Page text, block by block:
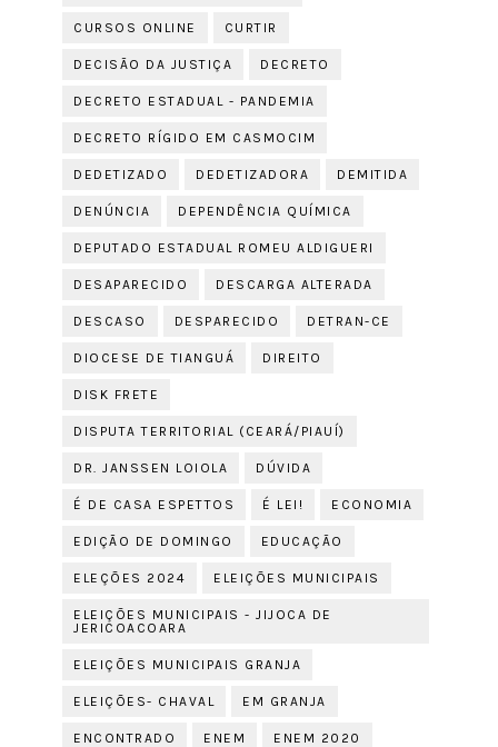
CURSOS ONLINE CURTIR
DECISÃO DA JUSTIÇA DECRETO
DECRETO ESTADUAL - PANDEMIA
DECRETO RÍGIDO EM CASMOCIM
DEDETIZADO DEDETIZADORA DEMITIDA
DENÚNCIA DEPENDÊNCIA QUÍMICA
DEPUTADO ESTADUAL ROMEU ALDIGUERI
DESAPARECIDO DESCARGA ALTERADA
DESCASO DESPARECIDO DETRAN-CE
DIOCESE DE TIANGUÁ DIREITO
DISK FRETE
DISPUTA TERRITORIAL (CEARÁ/PIAUÍ)
DR. JANSSEN LOIOLA DÚVIDA
É DE CASA ESPETTOS É LEI! ECONOMIA
EDIÇÃO DE DOMINGO EDUCAÇÃO
ELEÇÕES 2024 ELEIÇÕES MUNICIPAIS
ELEIÇÕES MUNICIPAIS - JIJOCA DE
JERICOACOARA
ELEIÇÕES MUNICIPAIS GRANJA
ELEIÇÕES- CHAVAL EM GRANJA
ENCONTRADO ENEM ENEM 2020